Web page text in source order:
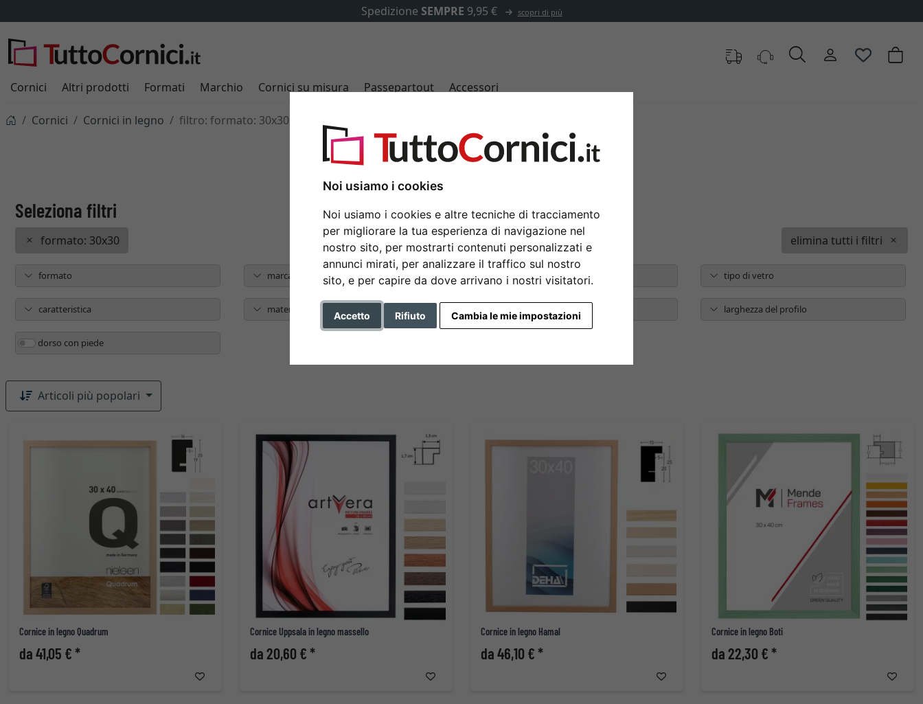
Noi usiamo i cookies
Noi usiamo i cookies e altre tecniche di tracciamento
per migliorare la tua esperienza di navigazione nel
nostro sito, per mostrarti contenuti personalizzati e
annunci mirati, per analizzare il traffico sul nostro
sito, e per capire da dove arrivano i nostri visitatori.
Accetto Rifiuto Cambia le mie impostazioni
✓500.000 articoli tra cui scegliere
Cornici Altri prodotti Formati Marchio Cornici su misura Passepartout Accessori
Cornici Cornici in legno filtro: formato: 30x30
Cornici in legno
elimina tutti i filtri
formato: 30x30
formato marca colore tipo di vetro
caratteristica materiale altezza del profilo larghezza del profilo
dorso con piede
Articoli più popolari
Cornice in legno Quadrum
da 41,05 € *
Cornice Uppsala in legno massello
da 20,60 € *
Cornice in legno Hamal
da 46,10 € *
Cornice in legno Boti
da 22,30 € *